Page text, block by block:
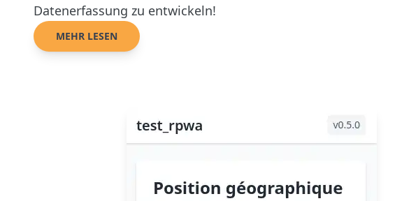
Datenerfassung zu entwickeln!
MEHR LESEN